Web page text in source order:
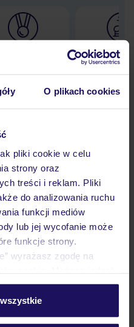
O plikach cookies
pliki cookie w celu
strony oraz
treści i reklam. Pliki
do analizowania ruchu
funkcji mediów
lub jej wycofanie może
funkcje strony.
wyrażasz zgodę na
w zakładkę
cookie znajdziesz
30 lat w